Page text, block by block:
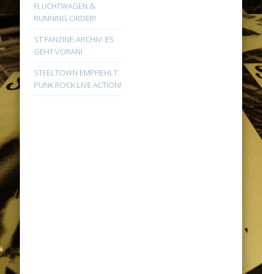
FLUCHTWAGEN &
RUNNING ORDER!
ST FANZINE-ARCHIV: ES
GEHT VORAN!
STEELTOWN EMPFIEHLT:
PUNK ROCK LIVE ACTION!